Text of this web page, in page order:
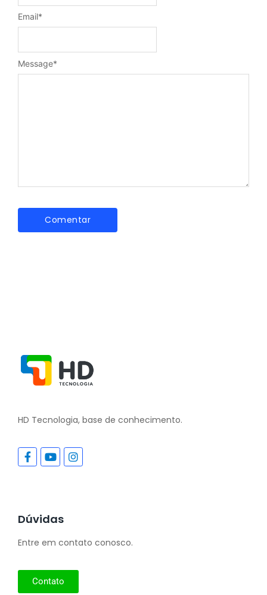
Message*
Email*
HD Tecnologia, base de conhecimento.
Dúvidas
Entre em contato conosco.
Contato